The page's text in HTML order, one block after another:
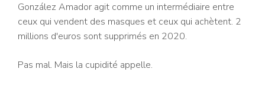
González Amador agit comme un intermédiaire entre
ceux qui vendent des masques et ceux qui achètent. 2
millions d'euros sont supprimés en 2020.
Pas mal. Mais la cupidité appelle.